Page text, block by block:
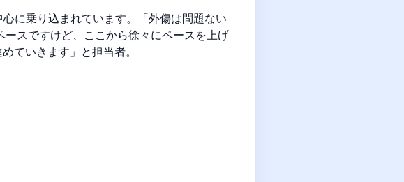
に乗り込まれています。「外傷は問題ない
スですけど、ここから徐々にペースを上げ
ていきます」と担当者。